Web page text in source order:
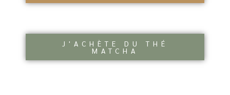
J'ACHÈTE DU THÉ
MATCHA